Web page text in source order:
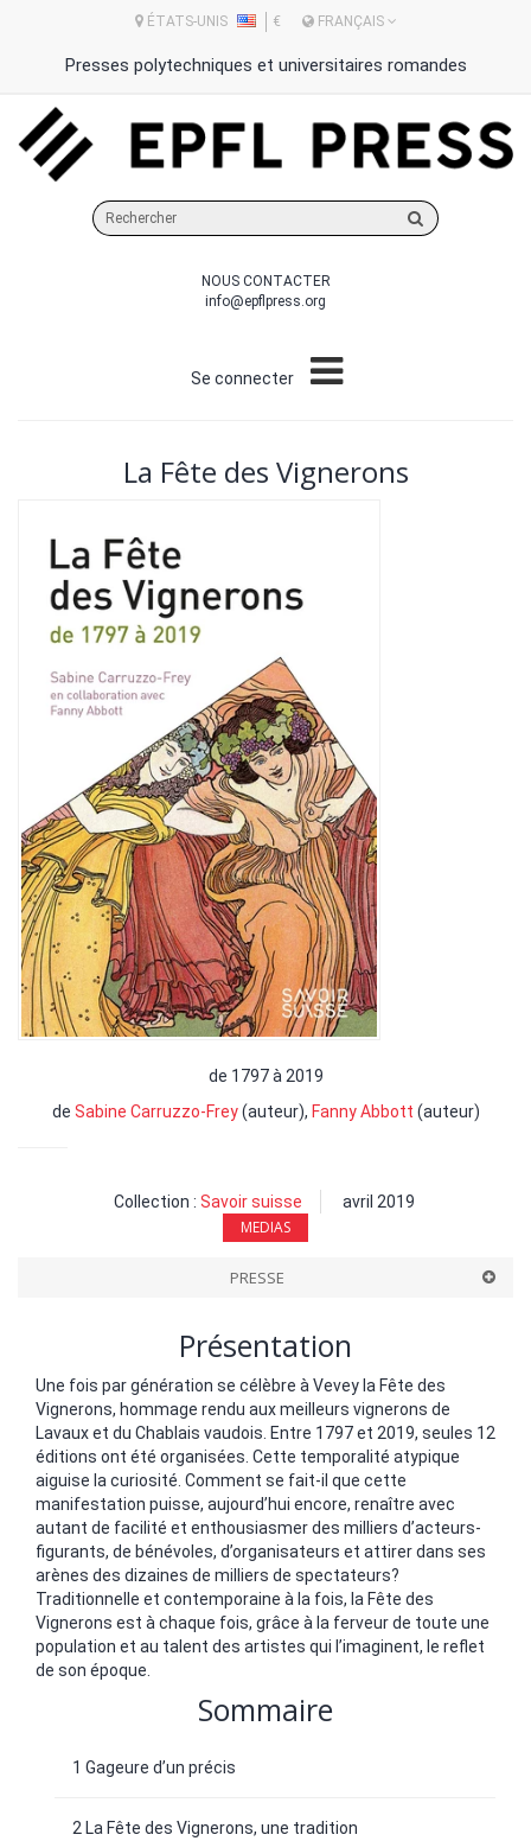
ÉTATS-UNIS € FRANÇAIS
Presses polytechniques et universitaires romandes
sur
site
NOUS CONTACTER
info@epflpress.org
Se connecter
La Fête des Vignerons
de 1797 à 2019
de Sabine Carruzzo-Frey(auteur), Fanny Abbott (auteur)
Collection : Savoir suisse avril 2019
MEDIAS
PRESSE
Présentation
Une fois par génération se célèbre à Vevey la Fête des
Vignerons, hommage rendu aux meilleurs vignerons de
Lavaux et du Chablais vaudois. Entre 1797 et 2019, seules 12
éditions ont été organisées. Cette temporalité atypique
aiguise la curiosité. Comment se fait-il que cette
manifestation puisse, aujourd’hui encore, renaître avec
autant de facilité et enthousiasmer des milliers d’acteurs-
figurants, de bénévoles, d’organisateurs et attirer dans ses
arènes des dizaines de milliers de spectateurs?
Traditionnelle et contemporaine à la fois, la Fête des
Vignerons est à chaque fois, grâce à la ferveur de toute une
population et au talent des artistes qui l’imaginent, le reflet
de son époque.
Sommaire
1 Gageure d’un précis
2 La Fête des Vignerons, une tradition